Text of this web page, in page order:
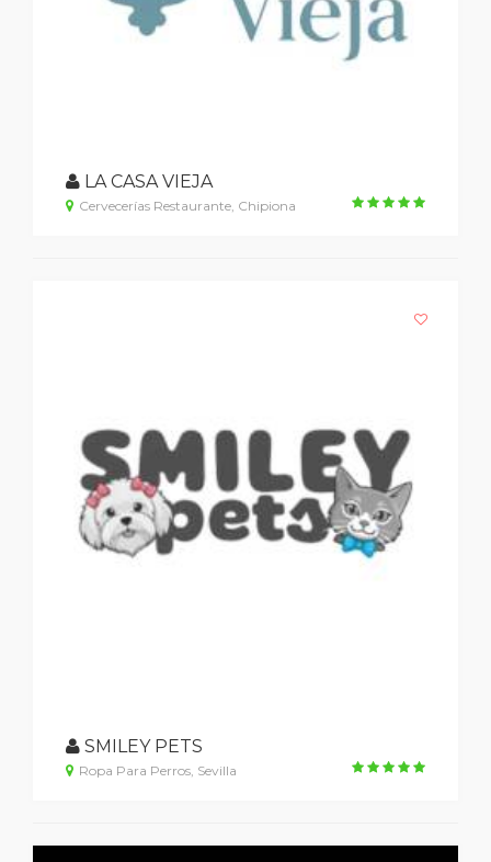
LA CASA VIEJA
Cervecerías Restaurante, Chipiona
SMILEY PETS
Ropa Para Perros, Sevilla